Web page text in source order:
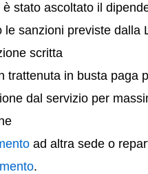
è stato ascoltato il
le sanzioni previste dalla
scritta
trattenuta in busta paga
dal servizio per
ad altra sede o
.